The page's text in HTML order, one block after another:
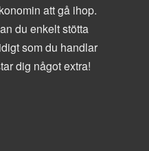
att gå ihop.
du enkelt stötta
som du handlar
dig något extra!